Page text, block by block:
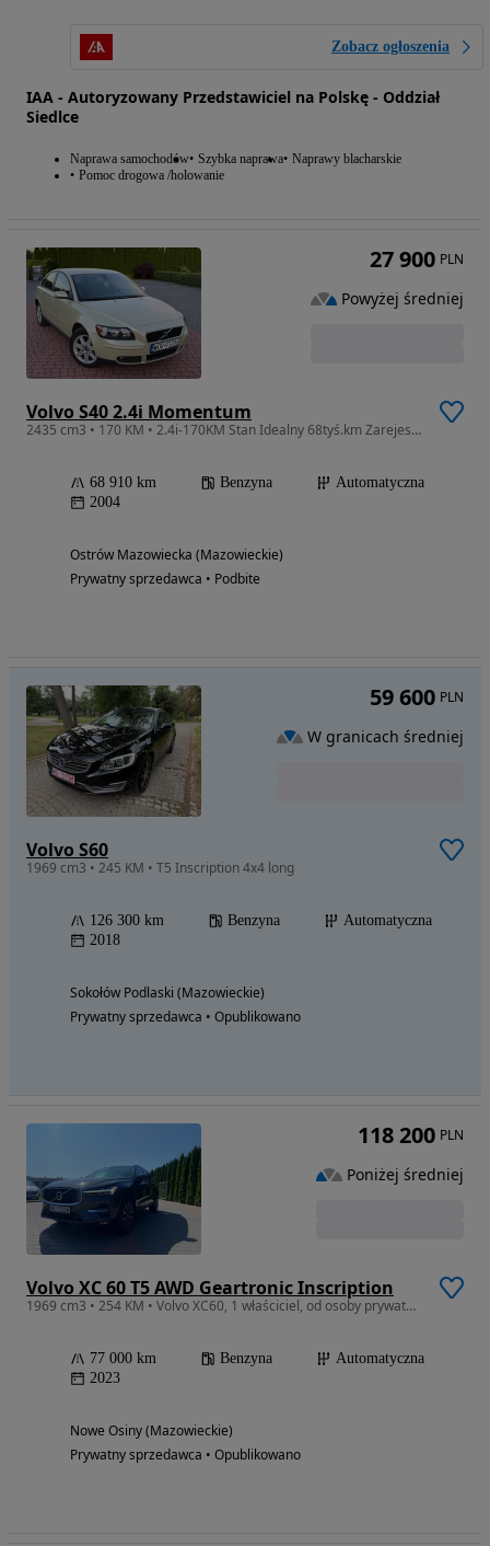
Zobacz ogłoszenia
IAA - Autoryzowany Przedstawiciel na Polskę - Oddział
Siedlce
Naprawa samochodów Szybka naprawa Naprawy blacharskie
Pomoc drogowa /holowanie
Volvo S40 2.4i Momentum
2435 cm3 • 170 KM • 2.4i-170KM Stan Idealny 68tyś.km Zarejestrowany w PL
68 910 km Benzyna
Automatyczna
2004
Ostrów Mazowiecka (Mazowieckie)
Prywatny sprzedawca • Podbite
27 900 PLN
Powyżej średniej
Volvo S60
1969 cm3 • 245 KM • T5 Inscription 4x4 long
126 300 km Benzyna
Automatyczna
2018
Sokołów Podlaski (Mazowieckie)
Prywatny sprzedawca • Opublikowano
59 600 PLN
W granicach średniej
Volvo XC 60 T5 AWD Geartronic Inscription
1969 cm3 • 254 KM • Volvo XC60, 1 właściciel, od osoby prywatnej.
77 000 km Benzyna
Automatyczna
2023
Nowe Osiny (Mazowieckie)
Prywatny sprzedawca • Opublikowano
118 200 PLN
Poniżej średniej